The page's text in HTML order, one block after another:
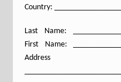
Country:
Last Name:
First Name: